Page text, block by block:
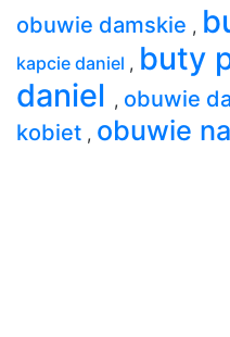
obuwie damskie ,
kapcie daniel , buty
daniel , obuwie
kobiet , obuwie